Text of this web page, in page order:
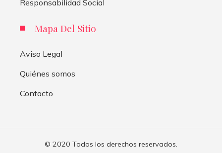
Responsabilidad Social
Mapa Del Sitio
Aviso Legal
Quiénes somos
Contacto
© 2020 Todos los derechos reservados.